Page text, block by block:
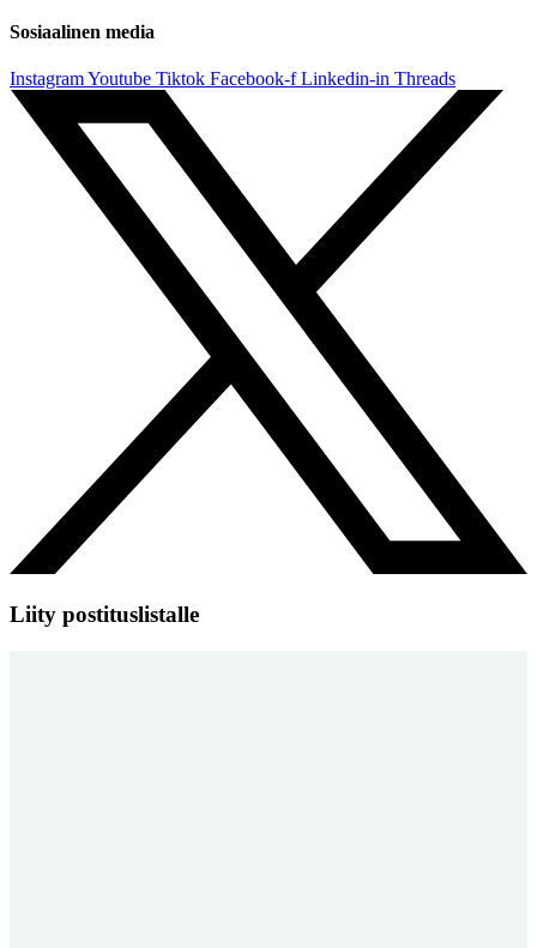
Sosiaalinen media
InstagramYoutube Tiktok Facebook-f Linkedin-in Threads
Liity postituslistalle